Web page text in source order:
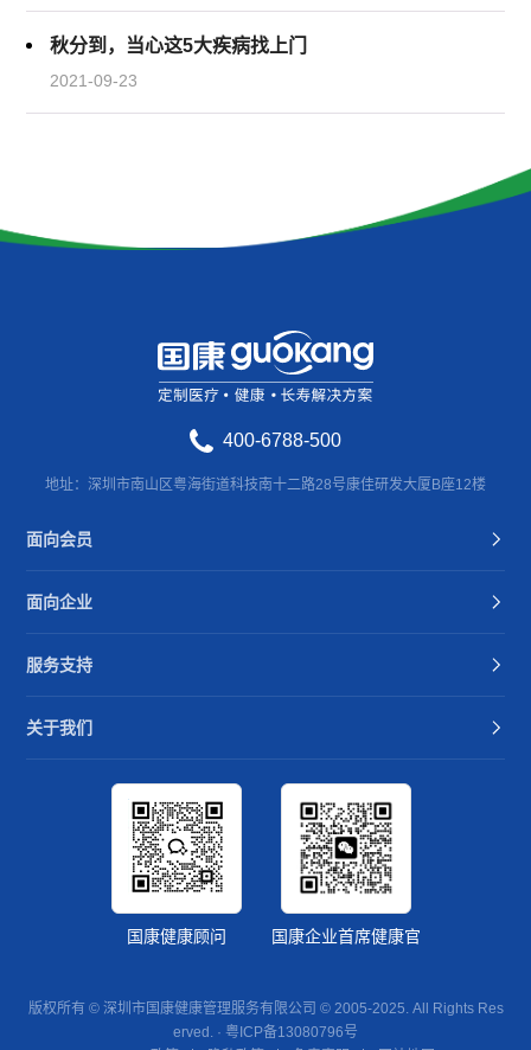
秋分到，当心这5大疾病找上门
2021-09-23
400-6788-500
地址：深圳市南山区粤海街道科技南十二路28号康佳研发大厦B座12楼
面向会员
面向企业
服务支持
关于我们
国康健康顾问 国康企业首席健康官
版权所有 © 深圳市国康健康管理服务有限公司 © 2005-2025. All Rights Res
erved. · 粤ICP备13080796号